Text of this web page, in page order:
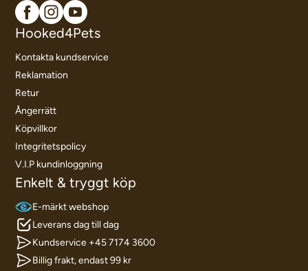
Hooked4Pets
Kontakta kundservice
Reklamation
Retur
Ångerrätt
Köpvillkor
Integritetspolicy
V.I.P kundinloggning
Enkelt & tryggt köp
E-märkt webshop
Leverans dag till dag
Kundservice +45 7174 3600
Billig frakt, endast 99 kr